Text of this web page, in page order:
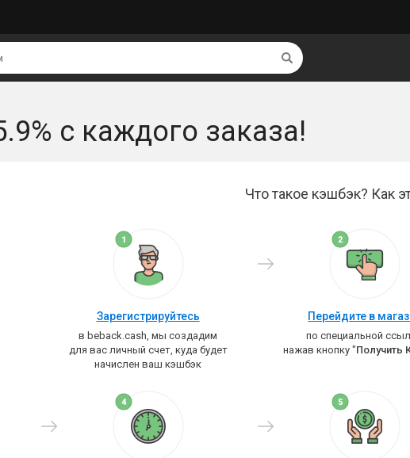
Найти
с каждого заказа!
Что такое кэшбэк? Как
Зарегистрируйтесь
в beback.cash, мы создадим
для вас личный счет, куда будет
начислен ваш кэшбэк
Перейдите в
по специальной
нажав кнопку "Получить